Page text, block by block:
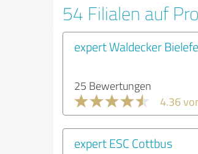
54 Filialen auf
expert Waldecker
25 Bewertungen
4.36
expert ESC Cottbus